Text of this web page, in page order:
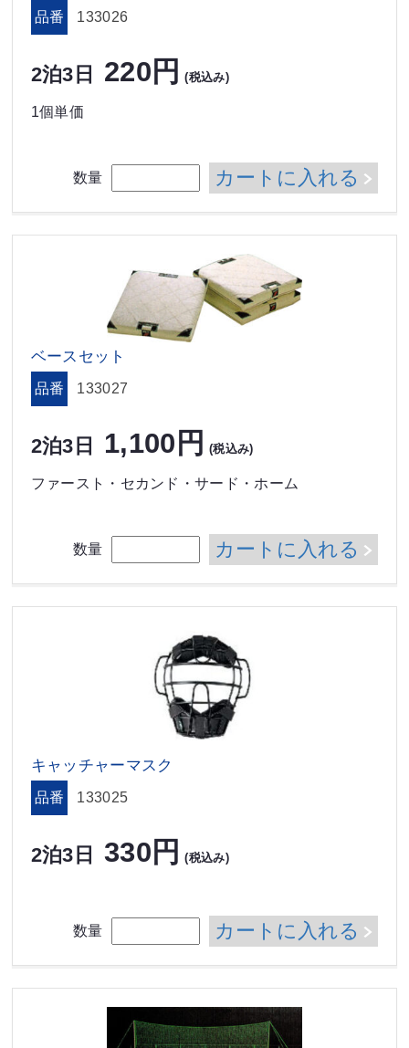
品番 133026
2泊3日 220円 (税込み)
1個単価
数量 カートに入れる
ベースセット
品番 133027
2泊3日 1,100円 (税込み)
ファースト・セカンド・サード・ホーム
数量 カートに入れる
キャッチャーマスク
品番 133025
2泊3日 330円 (税込み)
数量 カートに入れる